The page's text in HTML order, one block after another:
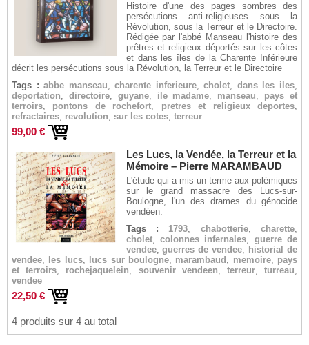
Histoire d'une des pages sombres des
persécutions anti-religieuses sous la
Révolution, sous la Terreur et le Directoire.
Rédigée par l'abbé Manseau l'histoire des
prêtres et religieux déportés sur les côtes
et dans les îles de la Charente Inférieure
décrit les persécutions sous la Révolution, la Terreur et le Directoire
Tags :abbe manseau, charente inferieure, cholet, dans les iles,
deportation, directoire, guyane, ile madame, manseau,
pays et
terroirs, pontons de rochefort, pretres et religieux deportes,
refractaires, revolution, sur les cotes, terreur
99,00 €
Les Lucs, la Vendée, la Terreur et la
Mémoire – Pierre MARAMBAUD
L'étude qui a mis un terme aux polémiques
sur le grand massacre des Lucs-sur-
Boulogne, l'un des drames du génocide
vendéen.
Tags : 1793, chabotterie, charette,
cholet, colonnes infernales, guerre de
vendee, guerres de vendee, historial de
vendee, les lucs, lucs sur boulogne, marambaud , memoire, pays
et terroirs, rochejaquelein, souvenir vendeen, terreur, turreau,
vendee
22,50 €
4 produits sur 4 au total